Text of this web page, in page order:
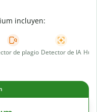
incluyen:
de plagio Detector de IA